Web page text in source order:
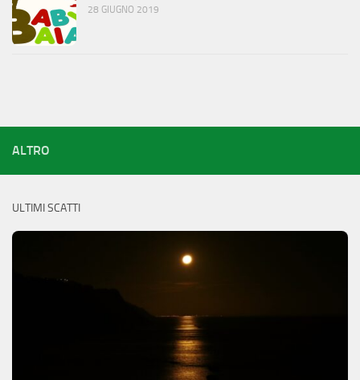
28 GIUGNO 2019
ALTRO
ULTIMI SCATTI